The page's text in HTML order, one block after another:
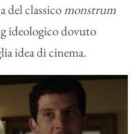
del classicomonstrum
ideologico dovuto
idea di cinema.